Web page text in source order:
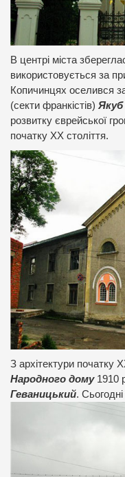
В центрі міста
використовується за
Копичинцях оселився
(секти франкістів)
розвитку єврейської
початку ХХ століття.
З архітектури початку
Народного дому1910
Геваницький.